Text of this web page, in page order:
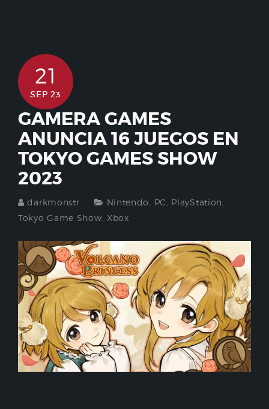
21
SEP 23
GAMERA GAMES
ANUNCIA 16 JUEGOS EN
TOKYO GAMES SHOW
2023
darkmonstr Nintendo PC PlayStation
Tokyo Game Show Xbox